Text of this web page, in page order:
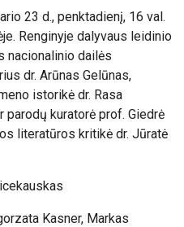
23 d., penktadienį, 16 val.
Renginyje dalyvaus leidinio
nacionalinio dailės
dr. Arūnas Gelūnas,
istorikė dr. Rasa
kuratorė prof. Giedrė
literatūros kritikė dr. Jūratė
Kasner, Markas